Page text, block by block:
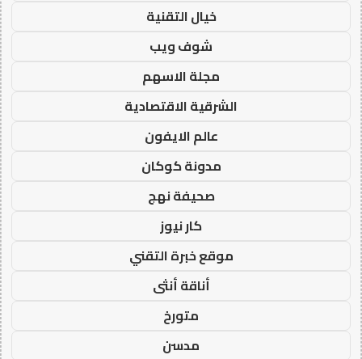
خيال التقنية
شوف ويب
مجلة الاسهم
الشرقية الاقتصادية
عالم الايفون
مدونة كوكان
صحيفة نهج
كار نيوز
موقع خبرة التقني
أناقة أنثى
متورخ
مدسن